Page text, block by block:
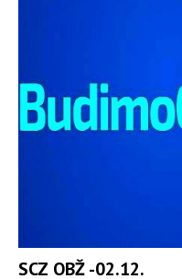
SCZ OBŽ -02.12.